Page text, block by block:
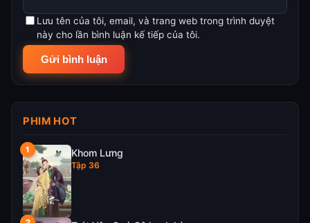
Lưu tên của tôi, email, và trang web trong trình duyệt
này cho lần bình luận kế tiếp của tôi.
PHIM HOT
Khom Lưng
Tập 36